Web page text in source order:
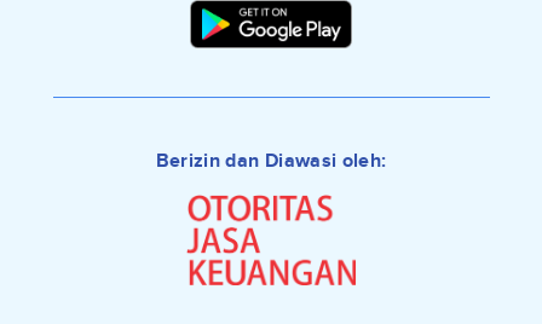
Berizin dan Diawasi oleh: